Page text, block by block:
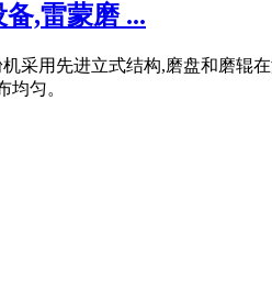
,雷蒙磨 ...
采用先进立式结构,磨盘和磨
均匀。